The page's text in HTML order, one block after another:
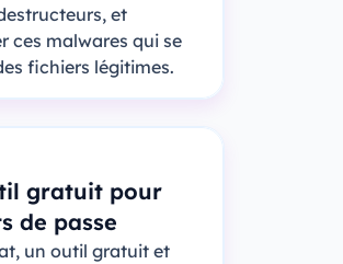
et
ces malwares qui se
fichiers légitimes.
gratuit pour
de passe
un outil gratuit et